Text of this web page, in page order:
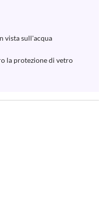
vista sull'acqua
la protezione di vetro